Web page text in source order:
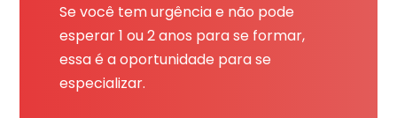
Se você tem urgência e não pode
esperar 1 ou 2 anos para se formar,
essa é a oportunidade para se
especializar.